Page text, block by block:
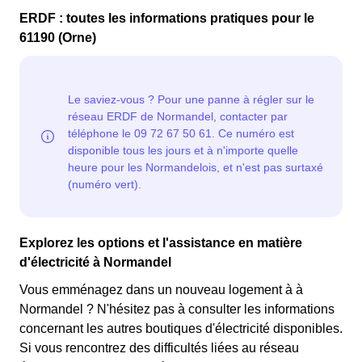
permettant ainsi de réduire sa facture d'électricité en
faisant attention à sa consommation en à Normandel.
Normandelois éligibles. 💡🏠
uniquement les clients Normandelois qui l'avaient
choisie avant 1998. Elle implique deux tarifs : pendant
de 20% par rapport au tarif normal en à Normandel. ⚡💸
ERDF : toutes les informations pratiques pour le
61190 (Orne)
Explorez les options et l'assistance en matière
d'électricité à Normandel
Vous emménagez dans un nouveau logement à à
Normandel ? N'hésitez pas à consulter les informations
concernant les autres boutiques d'électricité disponibles.
Si vous rencontrez des difficultés liées au réseau